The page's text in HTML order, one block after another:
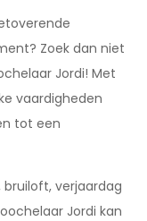
Zoek dan niet
Jordi! Met
vaardigheden
tot een
verjaardag
Jordi kan